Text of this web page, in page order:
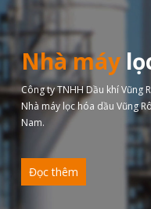
Nhà máy
Công ty TNHH Dầu khí Vũng
Nhà máy lọc hóa dầu Vũng
Nam.
Đọc thêm